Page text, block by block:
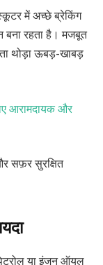
में अच्छे ब्रेकिंग
रहता है। मजबूत
थोड़ा ऊबड़-खाबड़
आरामदायक और
सफ़र सुरक्षित
या इंजन ऑयल